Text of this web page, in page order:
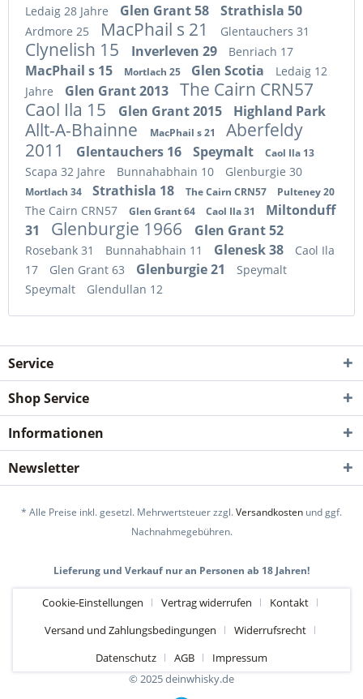
Ledaig 28 Jahre Glen Grant 58 Strathisla 50
Ardmore 25 MacPhail s 21 Glentauchers 31
Clynelish 15 Inverleven 29 Benriach 17
MacPhail s 15 Mortlach 25 Glen Scotia
Ledaig 12
Jahre
Glen Grant 2013
The Cairn CRN57
Caol Ila 15
Glen Grant 2015 Highland Park
Allt-A-Bhainne MacPhail s 21
Aberfeldy
2011
Glentauchers 16 Speymalt Caol Ila 13
Scapa 32 Jahre Bunnahabhain 10 Glenburgie 30
Mortlach 34 Strathisla 18 The Cairn CRN57 Pulteney 20
The Cairn CRN57 Glen Grant 64 Caol Ila 31
Miltonduff
31
Glenburgie 1966 Glen Grant 52
Rosebank 31 Bunnahabhain 11 Glenesk 38
Caol Ila
17
Glen Grant 63 Glenburgie 21
Speymalt
Speymalt
Glendullan 12
Service
Shop Service
Informationen
Newsletter
* Alle Preise inkl. gesetzl. Mehrwertsteuer zzgl.Versandkosten und ggf.
Nachnahmegebühren.
Lieferung und Verkauf nur an Personen ab 18 Jahren!
Cookie-Einstellungen Vertrag widerrufen
Kontakt
Versand und Zahlungsbedingungen
Widerrufsrecht
Datenschutz
AGB
Impressum
© 2025 deinwhisky.de